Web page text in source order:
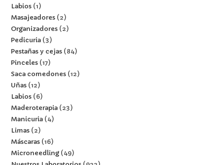
Labios 1
Masajeadores 2
Organizadores 2
Pedicuria 3
Pestañas y cejas 84
Pinceles 17
Saca comedones 12
Uñas 12
Labios 6
Maderoterapia 23
Manicuria 4
Limas 2
Máscaras 16
Microneedling 49